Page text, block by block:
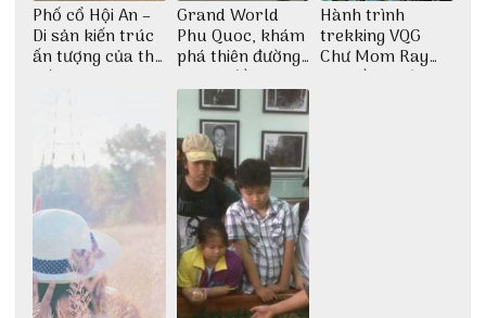
Phố cổ Hội An –
Di sản kiến trúc
ấn tượng của thế
giới
Grand World
Phu Quoc, khám
phá thiên đường
giải trí đầy sôi
động
Hành trình
trekking VQG
Chư Mom Ray
tìm về núi rừng